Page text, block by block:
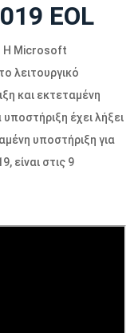
EOL
Η Microsoft
λειτουργικό
και εκτεταμένη
έχει λήξει
υποστήριξη για
είναι στις 9